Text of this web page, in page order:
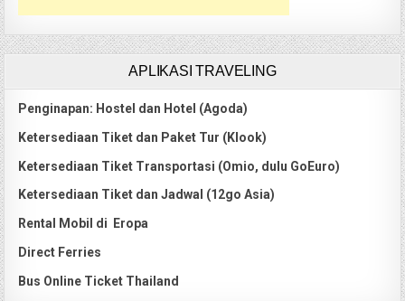
APLIKASI TRAVELING
Penginapan: Hostel dan Hotel (Agoda)
Ketersediaan Tiket dan Paket Tur (Klook)
Ketersediaan Tiket Transportasi (Omio, dulu GoEuro)
Ketersediaan Tiket dan Jadwal (12go Asia)
Rental Mobil di Eropa
Direct Ferries
Bus Online Ticket Thailand